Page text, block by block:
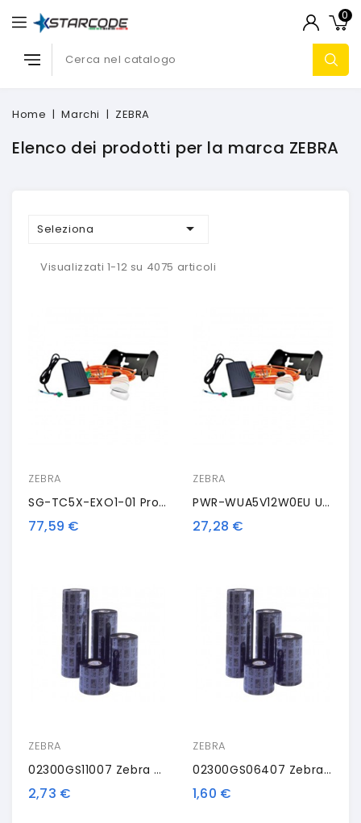
0
Home Marchi ZEBRA
Elenco dei prodotti per la marca ZEBRA
Seleziona 
Visualizzati 1-12 su 4075 articoli
ZEBRA
SG-TC5X-EXO1-01 Protezione Boot Di Zebra
77,59 €
ZEBRA
PWR-WUA5V12W0EU Unità Di Alimentazione Di Zebra, EU
27,28 €
ZEBRA
02300GS11007 Zebra ZipShip 2300, Thermal Transfer Ribbon, Wax, 110mm, 12 Rolls/box
2,73 €
ZEBRA
02300GS06407 Zebra ZipShip 2300, Nastro Trasportatore Termico, Cera, 64 Mm
1,60 €